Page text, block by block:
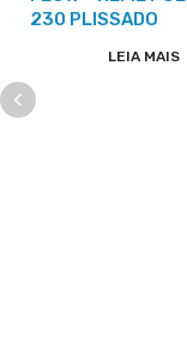
230 PLISSADO
LEIA MAIS